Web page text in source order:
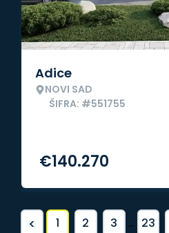
Adice
NOVI SAD
ŠIFRA: #551755
€140.270
< 1 2 3 ... 23